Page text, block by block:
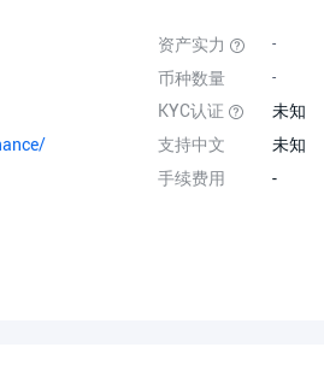
资产实力 -
币种数量 -
KYC认证
未知
支持中文
未知
手续费用
-